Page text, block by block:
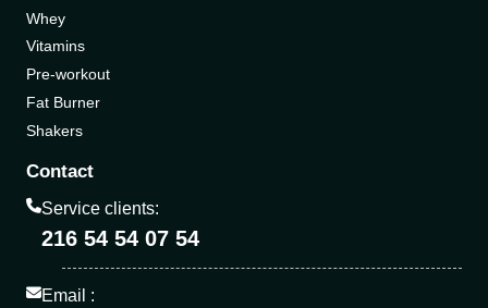
Whey
Vitamins
Pre-workout
Fat Burner
Shakers
Contact
Service clients:
216 54 54 07 54
Email :